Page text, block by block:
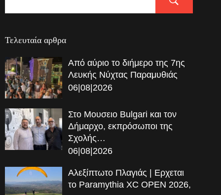
Τελευταία αρθρα
Από αύριο το διήμερο της 7ης
Λευκής Νύχτας Παραμυθιάς
06|08|2026
Στο Μουσειο Bulgari και τον
Δήμαρχο, εκπρόσωποι της
Σχολής…
06|08|2026
Αλεξίπτωτο Πλαγιάς | Ερχεται
το Paramythia XC OPEN 2026,